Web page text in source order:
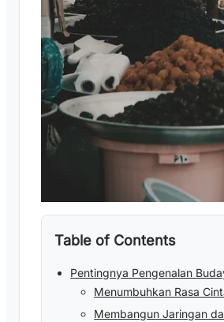
Table of Contents
Pentingnya Pengenalan
Menumbuhkan Rasa
Membangun Jaringan